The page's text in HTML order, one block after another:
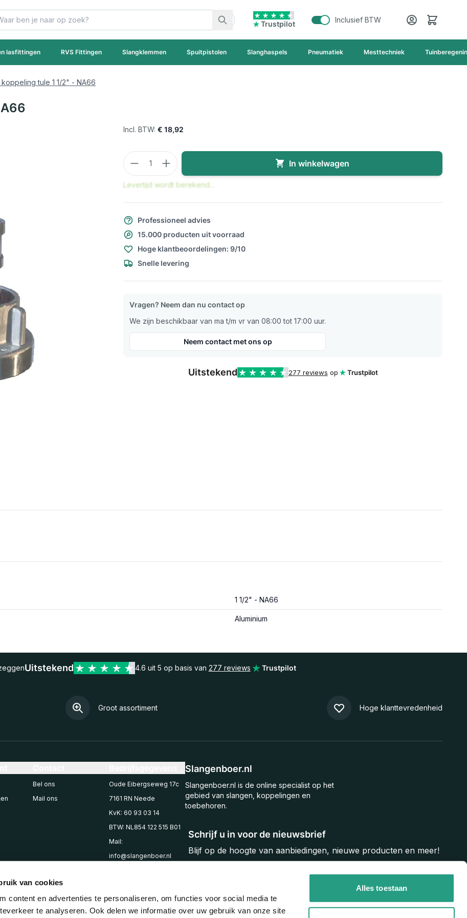
van cookies
content en advertenties te personaliseren, om functies voor social media te
te analyseren. Ook delen we informatie over uw gebruik van onze site
Alles toestaan
Trustpilot
Inclusief BTW Cart
lasfittingen RVS Fittingen Slangklemmen Spuitpistolen Slanghaspels Pneumatiek Mesttechniek
koppeling tule 1 1/2" - NA66
€ 18,92
Aantal
In winkelwagen
Levertijd wordt berekend...
Professioneel advies
15.000 producten uit voorraad
Hoge klantbeoordelingen: 9/10
Snelle levering
Vragen? Neem dan nu contact op
We zijn beschikbaar van ma t/m vr van 08:00 tot 17:00 uur.
Neem contact met ons op
Uitstekend 277 reviews op Trustpilot
1 1/2" - NA66
Aluminium
Uitstekend 4.6 uit 5 op basis van 277 reviews Trustpilot
Groot assortiment Hoge klanttevredenheid
Schrijf u in voor de nieuwsbrief
Blijf op de hoogte van aanbiedingen, nieuwe producten en meer!
Slangenboer.nl
Slangenboer.nl is de online specialist op het
gebied van slangen, koppelingen en
toebehoren.
Bel ons
Mail ons
Oude Eibergseweg 17c
7161 RN Neede
KvK: 60 93 03 14
BTW: NL854 122 515 B01
Mail:
info@slangenboer.nl